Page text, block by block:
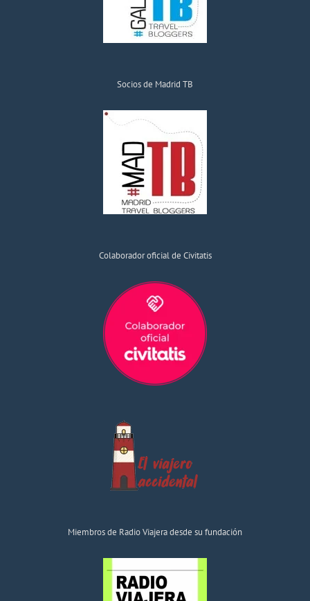
Socios de Madrid TB
Colaborador oficial de Civitatis
Miembros de Radio Viajera desde su fundación